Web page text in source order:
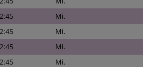
Mi.
Mi.
Mi.
Mi.